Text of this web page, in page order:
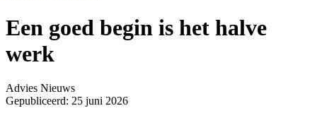
Een goed begin is het halve
werk
Advies Nieuws
Gepubliceerd: 25 juni 2026